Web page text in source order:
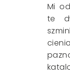
Mi
te